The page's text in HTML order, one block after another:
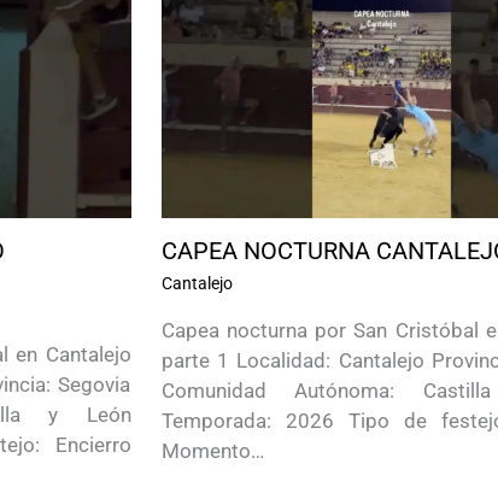
en Cantalejo
Segovia
y León
Encierro
CAPEA NOCTURNA
Cantalejo
Capea nocturna por San Cristóbal
parte 1 Localidad: Cantalejo
Comunidad Autónoma:
Temporada: 2026 Tipo de
Momento…